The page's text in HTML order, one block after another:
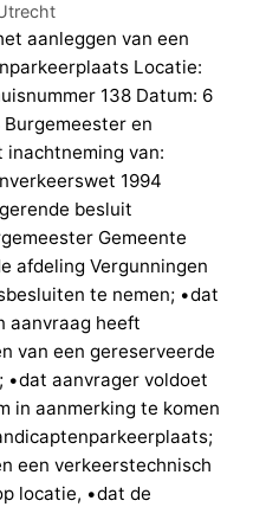
aanleggen van een
Locatie:
138 Datum: 6
en
van:
1994
besluit
Gemeente
afdeling Vergunningen
te nemen; •dat
aanvraag heeft
van een gereserveerde
aanvrager voldoet
in aanmerking te komen
een verkeerstechnisch
locatie, •dat de